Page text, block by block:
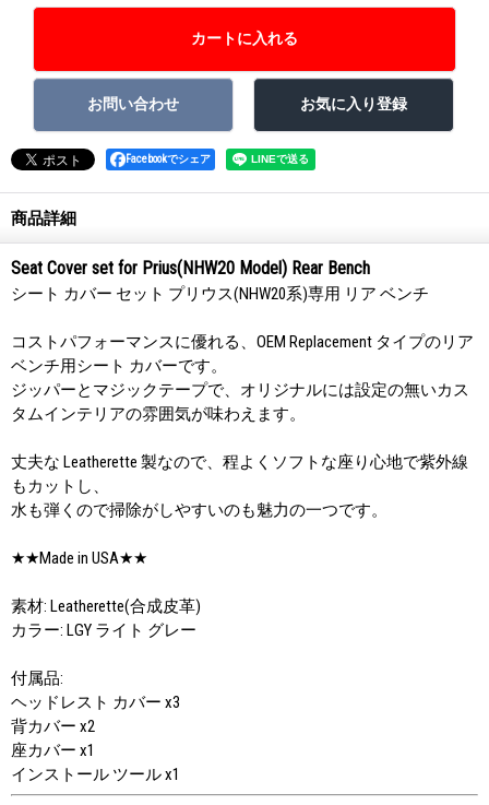
Facebookでシェア
商品詳細
Seat Cover set for Prius(NHW20 Model) Rear Bench
シート カバー セット プリウス(NHW20系)専用 リア ベンチ
コストパフォーマンスに優れる、OEM Replacement タイプのリア
ベンチ用シート カバーです。
ジッパーとマジックテープで、オリジナルには設定の無いカス
タムインテリアの雰囲気が味わえます。
丈夫な Leatherette 製なので、程よくソフトな座り心地で紫外線
もカットし、
水も弾くので掃除がしやすいのも魅力の一つです。
★★Made in USA★★
素材: Leatherette(合成皮革)
カラー: LGY ライト グレー
付属品:
ヘッドレスト カバー x3
背カバー x2
座カバー x1
インストール ツール x1